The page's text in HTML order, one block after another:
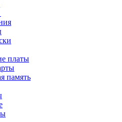
платы
память